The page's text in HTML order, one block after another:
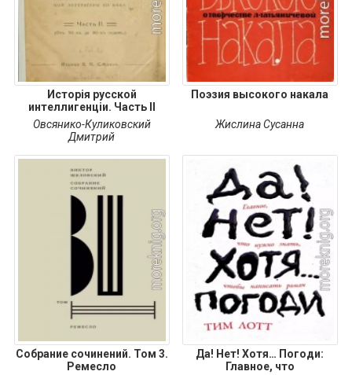
Исторія русской
интеллигенціи. Часть II
Овсянико-Куликовский
Дмитрий
Поэзия высокого накала
Жислина Сусанна
Собрание сочинений. Том 3.
Ремесло
Да! Нет! Хотя… Погоди:
Главное, что